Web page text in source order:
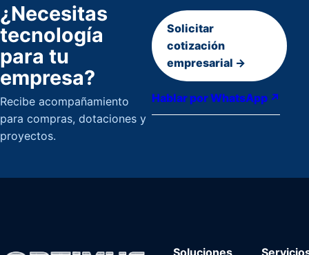
¿Necesitas
tecnología
para tu
empresa?
Recibe acompañamiento
para compras, dotaciones y
proyectos.
Solicitar
cotización
empresarial →
Hablar por WhatsApp ↗
Soluciones